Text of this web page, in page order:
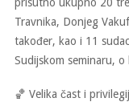
prisutno ukupno 20
Travnika, Donjeg
također, kao i 11
Sudijskom seminaru,
🏀 Velika čast i